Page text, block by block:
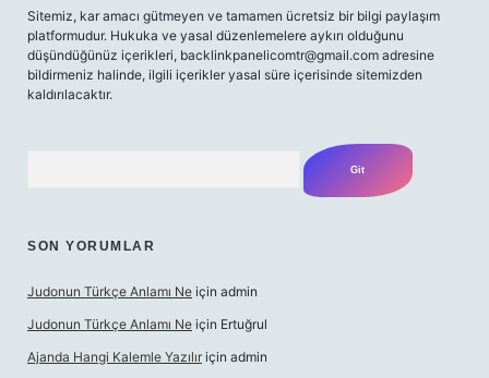
Sitemiz, kar amacı gütmeyen ve tamamen ücretsiz bir bilgi paylaşım
platformudur. Hukuka ve yasal düzenlemelere aykırı olduğunu
düşündüğünüz içerikleri, backlinkpanelicomtr@gmail.com adresine
bildirmeniz halinde, ilgili içerikler yasal süre içerisinde sitemizden
kaldırılacaktır.
SON YORUMLAR
Judonun Türkçe Anlamı Ne için admin
Judonun Türkçe Anlamı Ne için Ertuğrul
Ajanda Hangi Kalemle Yazılır için admin